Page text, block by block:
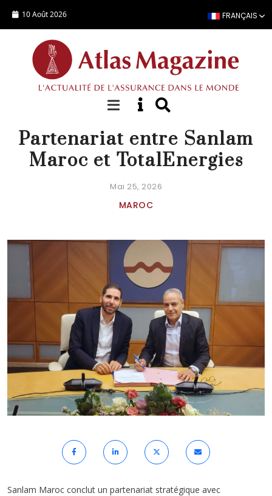
10 Août 2026 FRANÇAIS
ACTUALITÉ
Partenariat entre Sanlam
Maroc et TotalEnergies
Mai 25, 2026
MAROC
Sanlam Maroc conclut un partenariat stratégique avec